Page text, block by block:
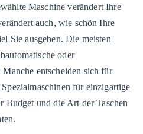
Maschine verändert Ihre
auch, wie schön Ihre
Sie ausgeben. Die meisten
oder
entscheiden sich für
für einzigartige
Budget und die Art der Taschen